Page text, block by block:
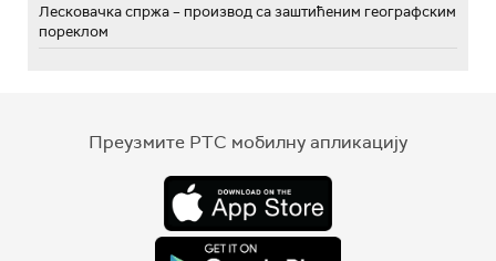
Лесковачка спржа – производ са заштићеним географским
пореклом
Преузмите РТС мобилну апликацију